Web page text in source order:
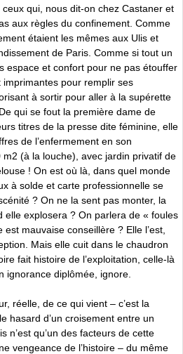
qui, nous dit-on chez Castaner et
aux règles du confinement. Comme
étaient les mêmes aux Ulis et
de Paris. Comme si tout un
espace et confort pour ne pas étouffer
pour remplir ses
à sortir pour aller à la supérette
qui se fout la première dame de
titres de la presse dite féminine, elle
de l’enfermement en son
(à la louche), avec jardin privatif de
! On est où là, dans quel monde
à solde et carte professionnelle se
? On ne la sent pas monter, la
elle explosera ? On parlera de « foules
mauvaise conseillère ? Elle l’est,
Mais elle cuit dans le chaudron
fait histoire de l’exploitation, celle-là
ignorance diplômée, ignore.
réelle, de ce qui vient – c’est la
hasard d’un croisement entre un
n’est qu’un des facteurs de cette
vengeance de l’histoire – du même